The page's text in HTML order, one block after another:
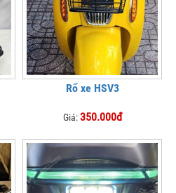
Rổ xe HSV3
Giá:350.000đ